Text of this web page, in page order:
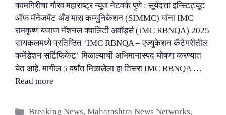
कामगिरीचा गौरव महाराष्ट्र न्यूज नेटवर्क पुणे : सूर्यदत्ता इन्स्टिट्यूट
ऑफ मॅनेजमेंट अँड मास कम्युनिकेशन (SIMMC) यांना IMC
रामकृष्ण बजाज नॅशनल क्वालिटी अवॉर्ड्स (IMC RBNQA) 2025
सायकलमध्ये प्रतिष्ठित ‘IMC RBNQA – एज्युकेशन कॅटेगरीतील
कमेंडेशन सर्टिफिकेट’ मिळाल्याची अभिमानास्पद घोषणा करण्यात
येत आहे. मागील 5 वर्षांत मिळालेला हा तिसरा IMC RBNQA …
Read more
Categories
Breaking News,Maharashtra News Networks,